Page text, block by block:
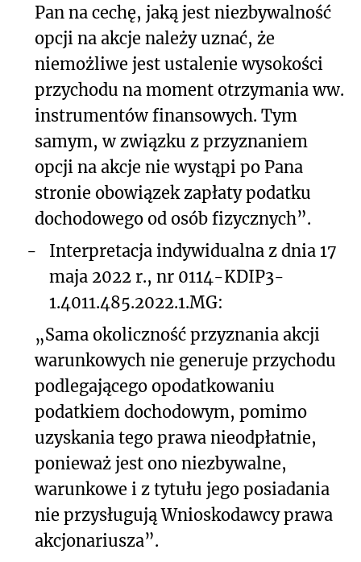
Pan na cechę, jaką jest niezbywalność
opcji na akcje należy uznać, że
niemożliwe jest ustalenie wysokości
przychodu na moment otrzymania ww.
instrumentów finansowych. Tym
samym, w związku z przyznaniem
opcji na akcje nie wystąpi po Pana
stronie obowiązek zapłaty podatku
dochodowego od osób fizycznych”.
-
Interpretacja indywidualna z dnia 17
maja 2022 r., nr 0114-KDIP3-
1.4011.485.2022.1.MG:
„Sama okoliczność przyznania akcji
warunkowych nie generuje przychodu
podlegającego opodatkowaniu
podatkiem dochodowym, pomimo
uzyskania tego prawa nieodpłatnie,
ponieważ jest ono niezbywalne,
warunkowe i z tytułu jego posiadania
nie przysługują Wnioskodawcy prawa
akcjonariusza”.